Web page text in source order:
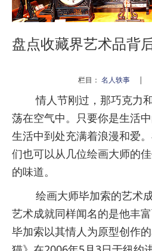
盘点收藏界艺术品背
栏目： 名人轶事|
情人节刚过，那巧克力和
荡在空气中。只要你是生活
生活中到处充满着浪漫和爱
们也可以从几位绘画大师的
的味道。
绘画大师毕加索的艺术成
艺术成就同样闻名的是他丰富
毕加索以其情人为原型创作